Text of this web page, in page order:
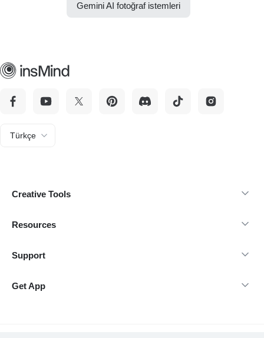
Gemini AI fotoğraf istemleri
Türkçe
Creative Tools
Resources
Support
Get App